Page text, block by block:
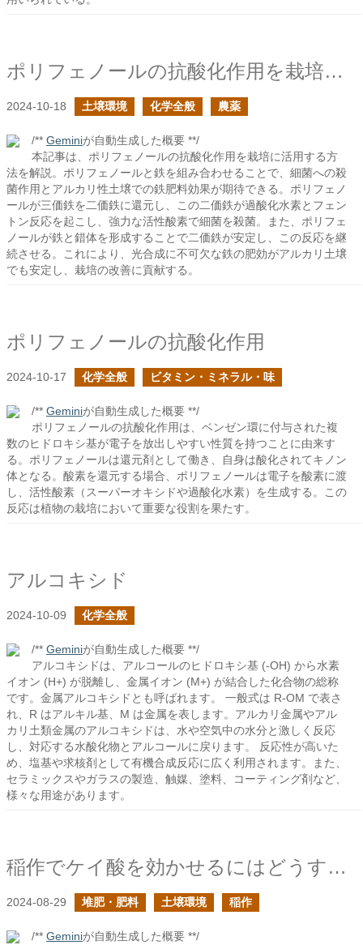
ポリフェノールの抗酸化作用を栽培で活用する
2024-10-18 土壌環境 化学全般 農薬
/** Geminiが自動生成した概要 **/
本記事は、ポリフェノールの抗酸化作用を栽培に活用する方
法を解説。ポリフェノールと鉄を組み合わせることで、細菌への殺
菌作用とアルカリ性土壌での鉄肥料効果が期待できる。ポリフェノ
ールが三価鉄を二価鉄に還元し、この二価鉄が過酸化水素とフェン
トン反応を起こし、強力な活性酸素で細菌を殺菌。また、ポリフェ
ノールが鉄と錯体を形成することで二価鉄が安定し、この反応を継
続させる。これにより、光合成に不可欠な鉄の肥効がアルカリ土壌
でも安定し、栽培の改善に貢献する。
ポリフェノールの抗酸化作用
2024-10-17 化学全般 ビタミン・ミネラル・味
/** Geminiが自動生成した概要 **/
ポリフェノールの抗酸化作用は、ベンゼン環に付与された複
数のヒドロキシ基が電子を放出しやすい性質を持つことに由来す
る。ポリフェノールは還元剤として働き、自身は酸化されてキノン
体となる。酸素を還元する場合、ポリフェノールは電子を酸素に渡
し、活性酸素（スーパーオキシドや過酸化水素）を生成する。この
反応は植物の栽培において重要な役割を果たす。
アルコキシド
2024-10-09 化学全般
/** Geminiが自動生成した概要 **/
アルコキシドは、アルコールのヒドロキシ基 (-OH) から水素
イオン (H+) が脱離し、金属イオン (M+) が結合した化合物の総称
です。金属アルコキシドとも呼ばれます。 一般式は R-OM で表さ
れ、R はアルキル基、M は金属を表します。アルカリ金属やアル
カリ土類金属のアルコキシドは、水や空気中の水分と激しく反応
し、対応する水酸化物とアルコールに戻ります。 反応性が高いた
め、塩基や求核剤として有機合成反応に広く利用されます。また、
セラミックスやガラスの製造、触媒、塗料、コーティング剤など、
様々な用途があります。
稲作でケイ酸を効かせるにはどうすれば良いのか？
2024-08-29 堆肥・肥料 土壌環境 稲作
/** Geminiが自動生成した概要 **/